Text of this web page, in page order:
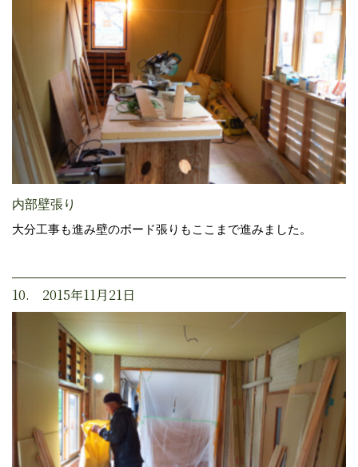
内部壁張り
大分工事も進み壁のボード張りもここまで進みました。
10. 2015年11月21日